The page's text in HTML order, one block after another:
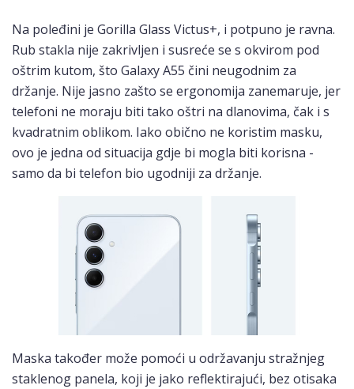
Na poleđini je Gorilla Glass Victus+, i potpuno je ravna.
Rub stakla nije zakrivljen i susreće se s okvirom pod
oštrim kutom, što Galaxy A55 čini neugodnim za
držanje. Nije jasno zašto se ergonomija zanemaruje, jer
telefoni ne moraju biti tako oštri na dlanovima, čak i s
kvadratnim oblikom. Iako obično ne koristim masku,
ovo je jedna od situacija gdje bi mogla biti korisna -
samo da bi telefon bio ugodniji za držanje.
Maska također može pomoći u održavanju stražnjeg
staklenog panela, koji je jako reflektirajući, bez otisaka